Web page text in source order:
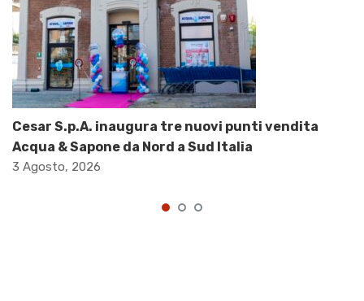
Cesar S.p.A. inaugura tre nuovi punti vendita
Acqua & Sapone da Nord a Sud Italia
3 Agosto, 2026